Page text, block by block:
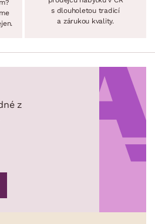
s dlouholetou tradicí
a zárukou kvality.
z